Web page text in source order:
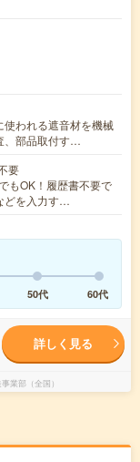
われる遮音材を機械
、部品取付す…
要
もOK！履歴書不要で
どを入力す…
50代 60代
詳しく見る
業部（全国）